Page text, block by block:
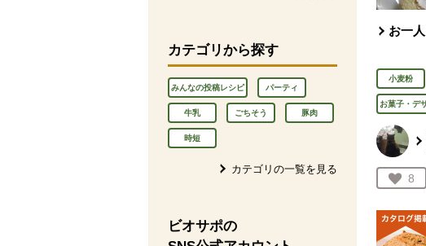
カテゴリから探す
みんなの投稿レシピ パーティ
牛乳 ごちそう 豚肉
時短
カテゴリの一覧を見る
ビオサポの
お一
小麦粉
お菓子・デ
お
8
人